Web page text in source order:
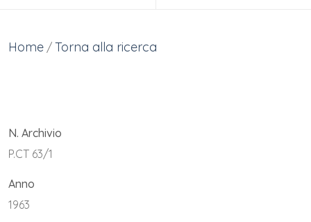
Home / Torna alla ricerca
N. Archivio
P.CT 63/1
Anno
1963